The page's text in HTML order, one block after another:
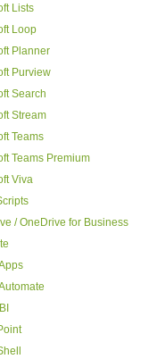
Lists
Loop
Planner
Purview
Search
Stream
Teams
Teams Premium
Viva
/ OneDrive for Business